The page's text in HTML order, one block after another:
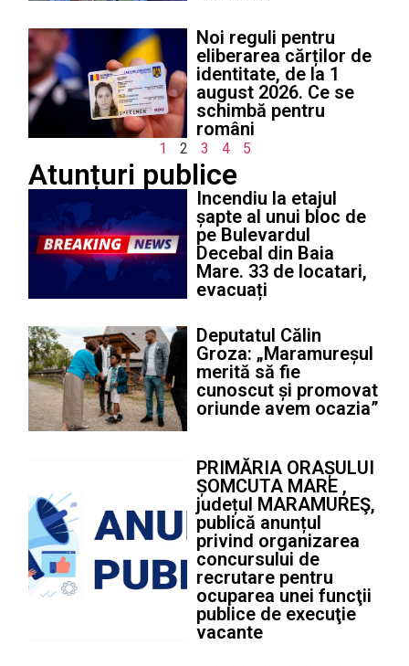
Noi reguli pentru
eliberarea cărților de
identitate, de la 1
august 2026. Ce se
schimbă pentru
români
1 2 3 4 5
Atunțuri publice
Incendiu la etajul
șapte al unui bloc de
pe Bulevardul
Decebal din Baia
Mare. 33 de locatari,
evacuați
Deputatul Călin
Groza: „Maramureșul
merită să fie
cunoscut și promovat
oriunde avem ocazia”
PRIMĂRIA ORAȘULUI
ȘOMCUTA MARE ,
județul MARAMUREŞ,
publică anunțul
privind organizarea
concursului de
recrutare pentru
ocuparea unei funcţii
publice de execuţie
vacante